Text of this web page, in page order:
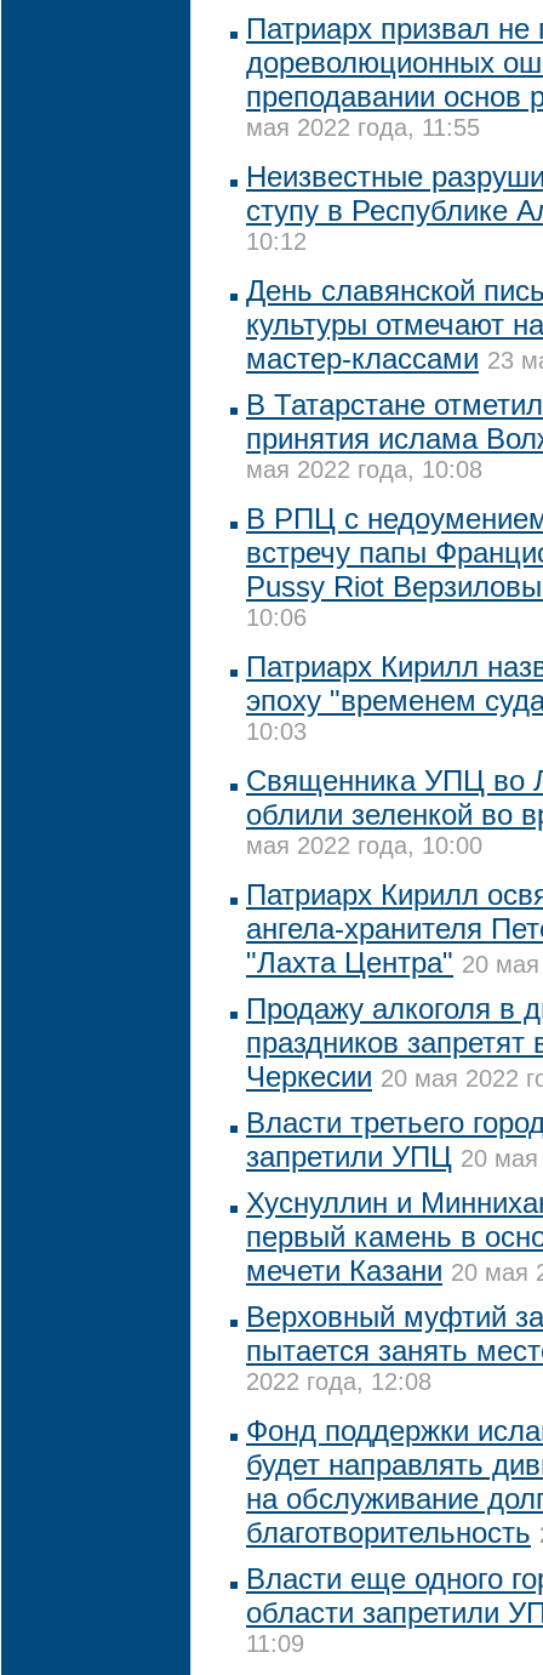
Патриарх призвал не
дореволюционных
преподавании основ
мая 2022 года, 11:55
Неизвестные
ступу в Республике
10:12
День славянской
культуры отмечают
мастер-классами 23
В Татарстане
принятия ислама
мая 2022 года, 10:08
В РПЦ с
встречу папы
Pussy Riot
10:06
Патриарх Кирилл
эпоху "временем
10:03
Священника УПЦ во
облили зеленкой во
мая 2022 года, 10:00
Патриарх Кирилл
ангела-хранителя
"Лахта Центра" 20 мая
Продажу алкоголя в
праздников запретят
Черкесии 20 мая 2022
Власти третьего
запретили УПЦ 20 мая
Хуснуллин и
первый камень в
мечети Казани 20 мая
Верховный муфтий
пытается занять
2022 года, 12:08
Фонд поддержки
будет направлять
на обслуживание
благотворительность
Власти еще одного
области запретили
11:09